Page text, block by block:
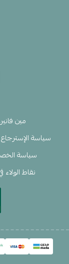
مين
سياسة
سياسة
نقاط الولاء